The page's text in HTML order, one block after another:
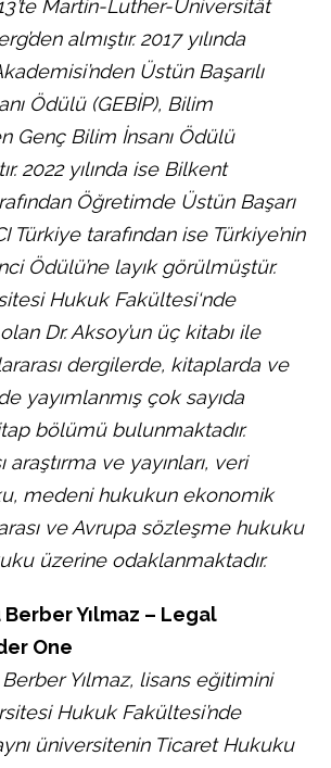
Martin-Luther-Universität
almıştır. 2017 yılında
Üstün Başarılı
Ödülü (GEBİP), Bilim
Genç Bilim İnsanı Ödülü
2022 yılında ise Bilkent
Öğretimde Üstün Başarı
Türkiye tarafından ise Türkiye’nin
Ödülü’ne layık görülmüştür.
Hukuk Fakültesi‘nde
Dr. Aksoy’un üç kitabı ile
dergilerde, kitaplarda ve
yayımlanmış çok sayıda
bölümü bulunmaktadır.
araştırma ve yayınları, veri
medeni hukukun ekonomik
ve Avrupa sözleşme hukuku
üzerine odaklanmaktadır.
Berber Yılmaz – Legal
One
Berber Yılmaz, lisans eğitimini
Hukuk Fakültesi’nde
üniversitenin Ticaret Hukuku